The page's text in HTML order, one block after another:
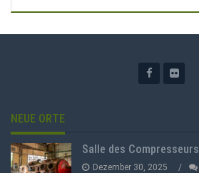
NEUE ORTE
Salle des Compresseurs
Dezember 30, 2025